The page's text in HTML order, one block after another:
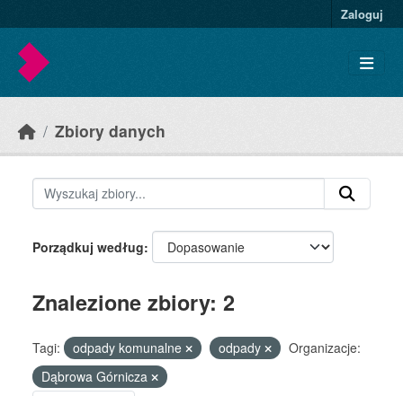
Zaloguj
Zbiory danych
Porządkuj według
Znalezione zbiory: 2
Tagi: odpady komunalne odpady
Organizacje:
Dąbrowa Górnicza